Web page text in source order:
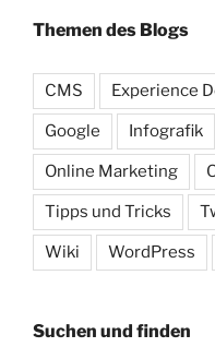
Themen des Blogs
CMS Experience
Google Infografik
Online Marketing
Tipps und Tricks
Wiki WordPress
Suchen und finden